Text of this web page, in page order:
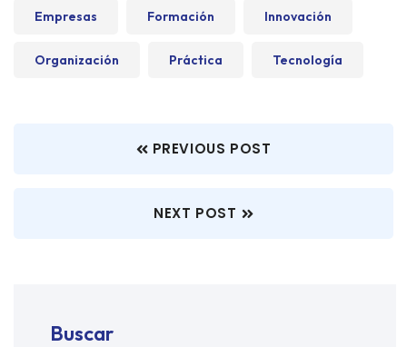
Empresas Formación Innovación
Organización Práctica Tecnología
PREVIOUS POST
NEXT POST
Buscar